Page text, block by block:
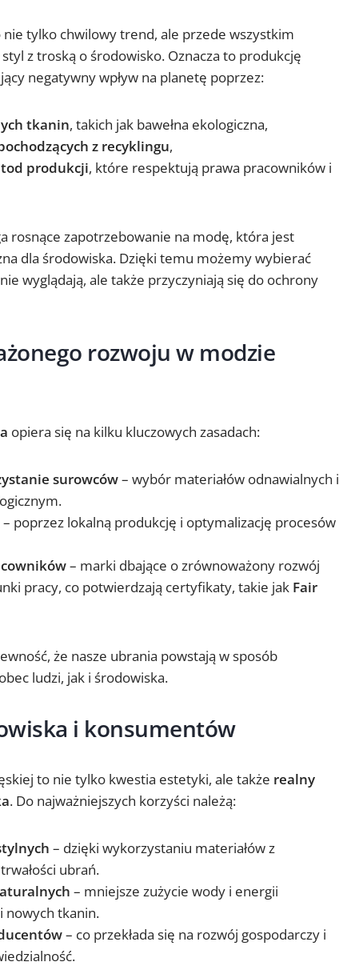
nie tylko chwilowy trend, ale przede wszystkim
z troską o środowisko. Oznacza to produkcję
negatywny wpływ na planetę poprzez:
tkanin, takich jak bawełna ekologiczna,
z recyklingu,
produkcji, które respektują prawa pracowników i
rosnące zapotrzebowanie na modę, która jest
dla środowiska. Dzięki temu możemy wybierać
wyglądają, ale także przyczyniają się do ochrony
rozwoju w modzie
opiera się na kilku kluczowych zasadach:
surowców– wybór materiałów odnawialnych i
– poprzez lokalną produkcję i optymalizację procesów
– marki dbające o zrównoważony rozwój
pracy, co potwierdzają certyfikaty, takie jak Fair
że nasze ubrania powstają w sposób
ludzi, jak i środowiska.
i konsumentów
to nie tylko kwestia estetyki, ale także realny
. Do najważniejszych korzyści należą:
– dzięki wykorzystaniu materiałów z
ubrań.
– mniejsze zużycie wody i energii
nowych tkanin.
– co przekłada się na rozwój gospodarczy i